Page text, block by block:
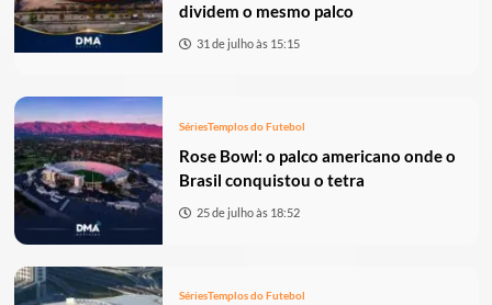
dividem o mesmo palco
31 de julho às 15:15
SériesTemplos do Futebol
Rose Bowl: o palco americano onde o
Brasil conquistou o tetra
25 de julho às 18:52
SériesTemplos do Futebol